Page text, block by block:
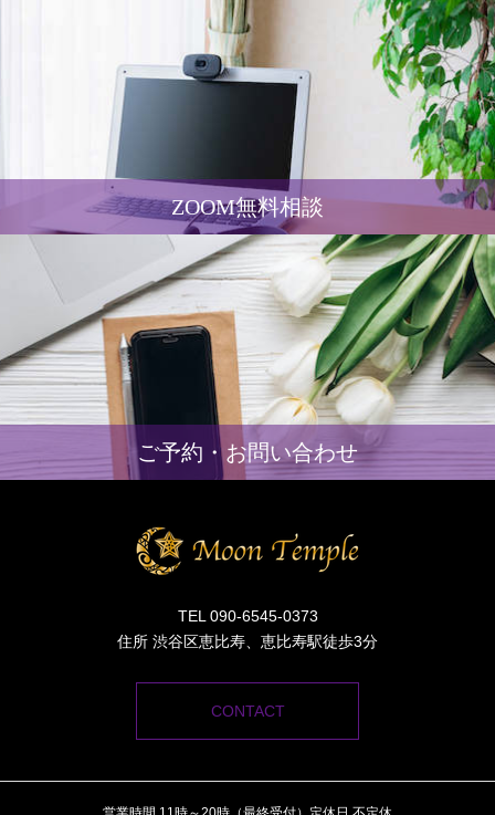
ZOOM無料相談
ご予約・お問い合わせ
TEL 090-6545-0373
住所 渋谷区恵比寿、恵比寿駅徒歩3分
CONTACT